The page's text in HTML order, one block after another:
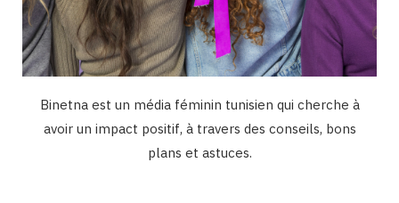
Binetna est un média féminin tunisien qui cherche à
avoir un impact positif, à travers des conseils, bons
plans et astuces.